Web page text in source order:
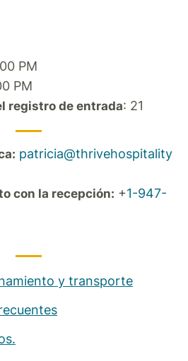
PM
PM
registro de entrada: 21
patricia@thrivehospitality
con la recepción: +1-947-
y transporte